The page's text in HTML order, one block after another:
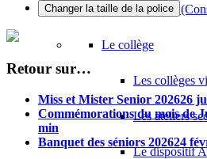
Le CME
Le collège
Les collèges
Les ateliers
Le dispositif
Changer la taille de la police
Retour sur…
Miss et Mister Senior 202626
Commémorations du mois de
min
Banquet des séniors 202624